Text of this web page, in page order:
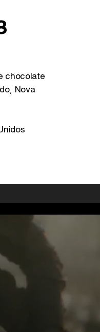
chocolate
Nova